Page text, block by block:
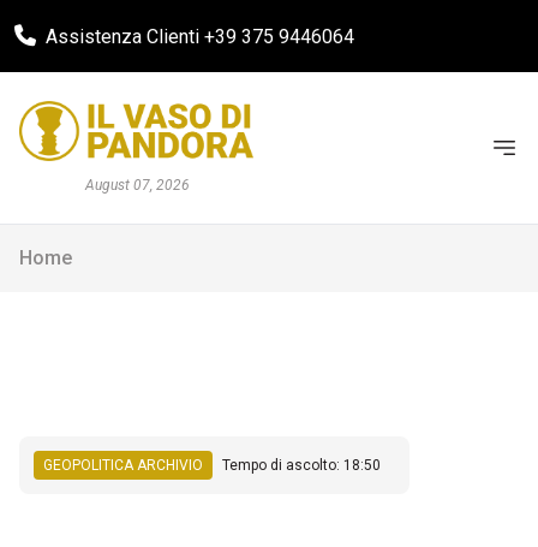
Assistenza Clienti +39 375 9446064
August 07, 2026
Home
GEOPOLITICA ARCHIVIO Tempo di ascolto: 18:50